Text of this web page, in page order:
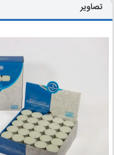
تصاویر